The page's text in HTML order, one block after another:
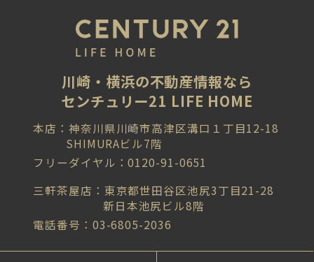
川崎・横浜の不動産情報なら
センチュリー21 LIFE HOME
本店：神奈川県川崎市高津区溝口１丁目12-18
SHIMURAビル7階
フリーダイヤル：0120-91-0651
三軒茶屋店：東京都世田谷区池尻3丁目21-28
新日本池尻ビル8階
電話番号：03-6805-2036